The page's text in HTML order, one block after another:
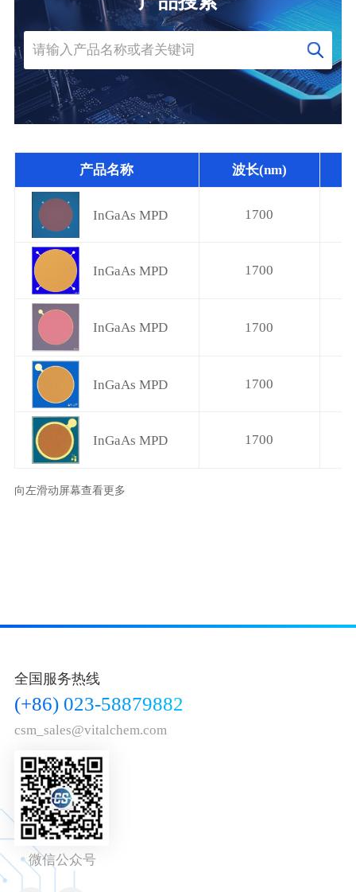
产品名称 波长(nm)
InGaAs MPD 1700
InGaAs MPD 1700
InGaAs MPD 1700
InGaAs MPD 1700
InGaAs MPD 1700
向左滑动屏幕查看更多
全国服务热线
(+86) 023-58879882
csm_sales@vitalchem.com
微信公众号